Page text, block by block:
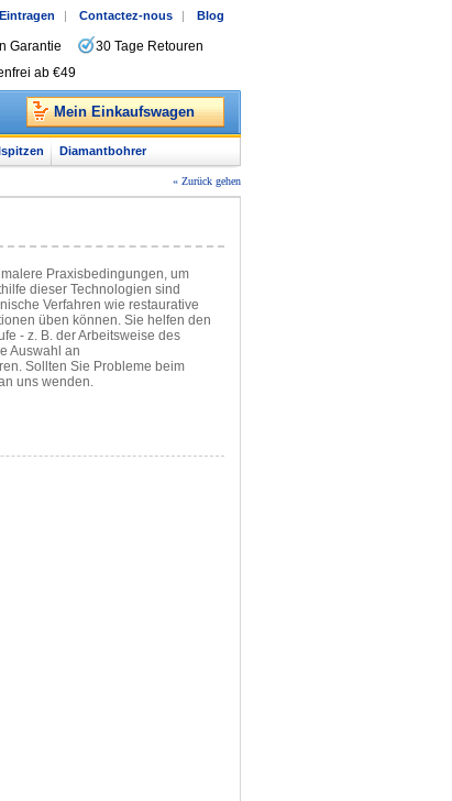
Eintragen | Contactez-nous | Blog
Garantie
30 Tage Retouren
ab €49
Mein Einkaufswagen
Diamantbohrer
« Zurück gehen
Praxisbedingungen, um
dieser Technologien sind
Verfahren wie restaurative
üben können. Sie helfen den
- z. B. der Arbeitsweise des
Auswahl an
Sollten Sie Probleme beim
uns wenden.